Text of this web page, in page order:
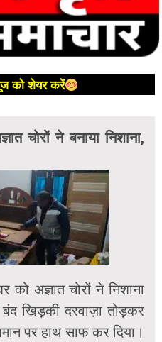
को शेयर करें
चोरों ने बनाया निशाना,
अज्ञात चोरों ने निशाना
खिड़की दरवाज़ा तोड़कर
पर हाथ साफ कर दिया।